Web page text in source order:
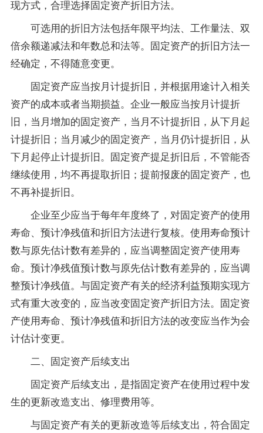
现方式，合理选择固定资产折旧方法。
可选用的折旧方法包括年限平均法、工作量法、双
倍余额递减法和年数总和法等。固定资产的折旧方法一
经确定，不得随意变更。
固定资产应当按月计提折旧，并根据用途计入相关
资产的成本或者当期损益。企业一般应当按月计提折
旧，当月增加的固定资产，当月不计提折旧，从下月起
计提折旧；当月减少的固定资产，当月仍计提折旧，从
下月起停止计提折旧。固定资产提足折旧后，不管能否
继续使用，均不再提取折旧；提前报废的固定资产，也
不再补提折旧。
企业至少应当于每年年度终了，对固定资产的使用
寿命、预计净残值和折旧方法进行复核。使用寿命预计
数与原先估计数有差异的，应当调整固定资产使用寿
命。预计净残值预计数与原先估计数有差异的，应当调
整预计净残值。与固定资产有关的经济利益预期实现方
式有重大改变的，应当改变固定资产折旧方法。固定资
产使用寿命、预计净残值和折旧方法的改变应当作为会
计估计变更。
二、固定资产后续支出
固定资产后续支出，是指固定资产在使用过程中发
生的更新改造支出、修理费用等。
与固定资产有关的更新改造等后续支出，符合固定